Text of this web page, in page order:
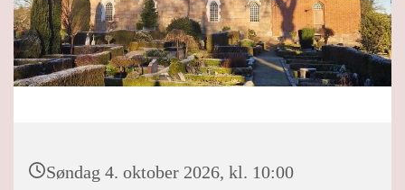
Søndag 4. oktober 2026, kl. 10:00